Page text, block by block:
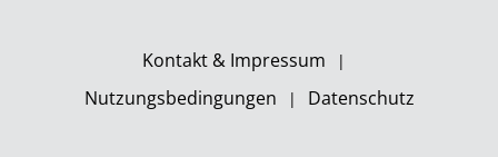
Kontakt & Impressum
Nutzungsbedingungen
Datenschutz